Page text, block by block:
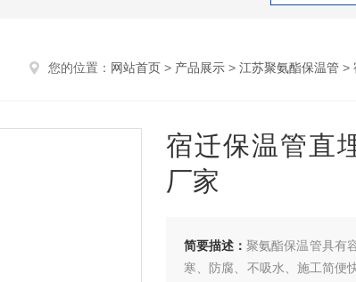
您的位置： 网站首页 > 产品展示 > 江苏聚氨酯保温管 >
宿迁保温管直
厂家
简要描述： 聚氨酯保温管具有
寒、防腐、不吸水、施工简便